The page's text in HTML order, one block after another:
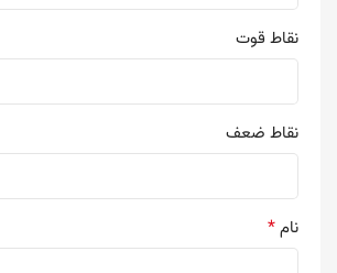
نقاط قوت
نقاط ضعف
نام*